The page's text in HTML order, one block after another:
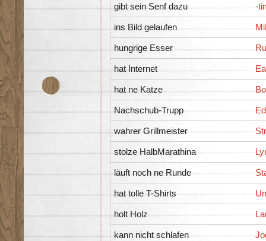
gibt sein Senf dazu -
ins Bild gelaufen
hungrige Esser
hat Internet
hat ne Katze
Nachschub-Trupp
wahrer Grillmeister
stolze HalbMarathina
läuft noch ne Runde
hat tolle T-Shirts
holt Holz
kann nicht schlafen